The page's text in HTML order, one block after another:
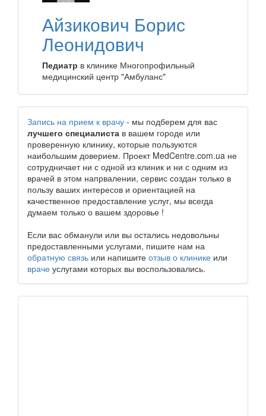
Айзикович Борис
Леонидович
Педиатр в клинике Многопрофильный
медицинский центр "Амбуланс"
Запись на прием к врачу - мы подберем для вас
лучшего специалиста в вашем городе или
проверенную клинику, которые пользуются
наибольшим доверием. Проект MedCentre.com.ua не
сотрудничает ни с одной из клиник и ни с одним из
врачей в этом напрвалении, сервис создан только в
пользу ваших интересов и ориентацией на
качественное предоставление услуг, мы всегда
думаем только о вашем здоровье !
Если вас обманули или вы остались недовольны
предоставленными услугами, пишите нам на
обратную связь или напишите отзыв о клинике или
враче услугами которых вы воспользовались.